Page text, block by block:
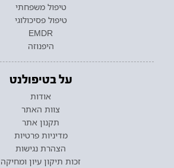
טיפול משפחתי
טיפול פסיכולוגי
EMDR
היפנוזה
על בטיפולנט
אודות
צוות האתר
תקנון אתר
מדיניות פרטיות
הצהרת נגישות
זכות תיקון עיון ומחיקה